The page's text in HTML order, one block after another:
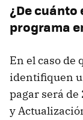
¿De
programa
En el caso de
identifiquen
pagar será de
y